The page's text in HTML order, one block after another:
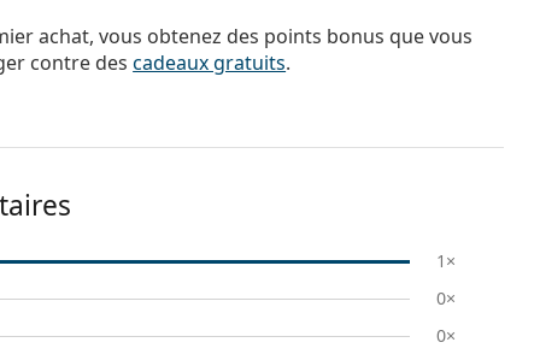
achat, vous obtenez des points bonus que vous
contre descadeaux gratuits.
1×
0×
0×